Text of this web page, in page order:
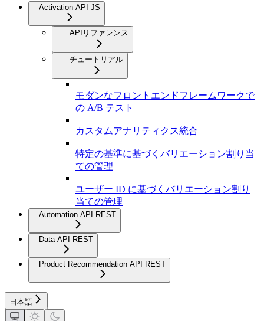
Activation API JS
APIリファレンス
チュートリアル
モダンなフロントエンドフレームワークで
の A/B テスト
カスタムアナリティクス統合
特定の基準に基づくバリエーション割り当
ての管理
ユーザー ID に基づくバリエーション割り
当ての管理
Automation API REST
Data API REST
Product Recommendation API REST
日本語